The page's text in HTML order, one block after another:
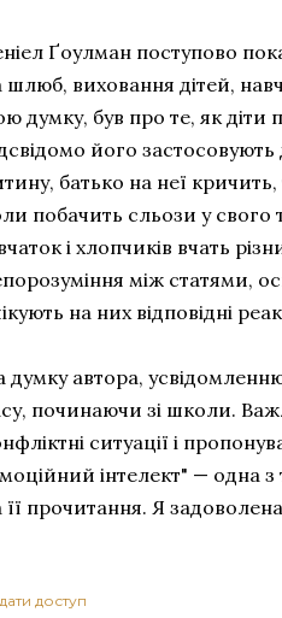
Ґоулман поступово
шлюб, виховання дітей,
думку, був про те, як діти
його
батько на неї
побачить сльози у
і хлопчиків вчать
між статями,
на них відповідні
думку автора,
починаючи зі школи.
ситуації і
інтелект" — одна
її прочитання. Я
доступ